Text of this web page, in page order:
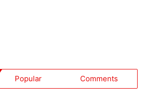
Popular Comments